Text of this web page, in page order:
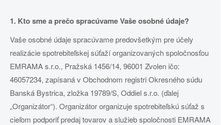
1. Kto sme a prečo spracúvame Vaše osobné údaje?
Vaše osobné údaje spracúvame predovšetkým pre účely
realizácie spotrebiteľskej súťaží organizovaných spoločnosťou
EMRAMA s.r.o., Pražská 1456/14, 96001 Zvolen ičo:
46057234, zapísaná v Obchodnom registri Okresného súdu
Banská Bystrica, zložka 19789/S, Oddiel s.r.o. (ďalej
„Organizátor“). Organizátor organizuje spotrebiteľskú súťaž s
cieľom podporiť predaj tovarov a služieb spoločnosti EMRAMA